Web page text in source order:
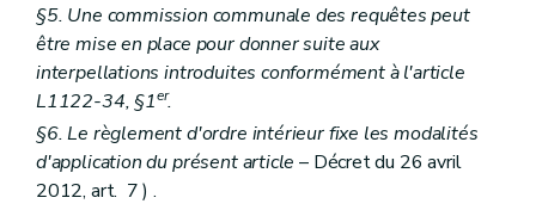
Art. L2212-43
Art. L2212-44
Art. L2212-45
Sous-section 2
Sous-section 3 Attributions du collège provincial
Art. L2212-47
§5. Une commission communale des requêtes peut
être mise en place pour donner suite aux
interpellations introduites conformément à l'article
L1122-34, §1er.
§6. Le règlement d'ordre intérieur fixe les modalités
d'application du présent article – Décret du 26 avril
2012, art. 7 ) .